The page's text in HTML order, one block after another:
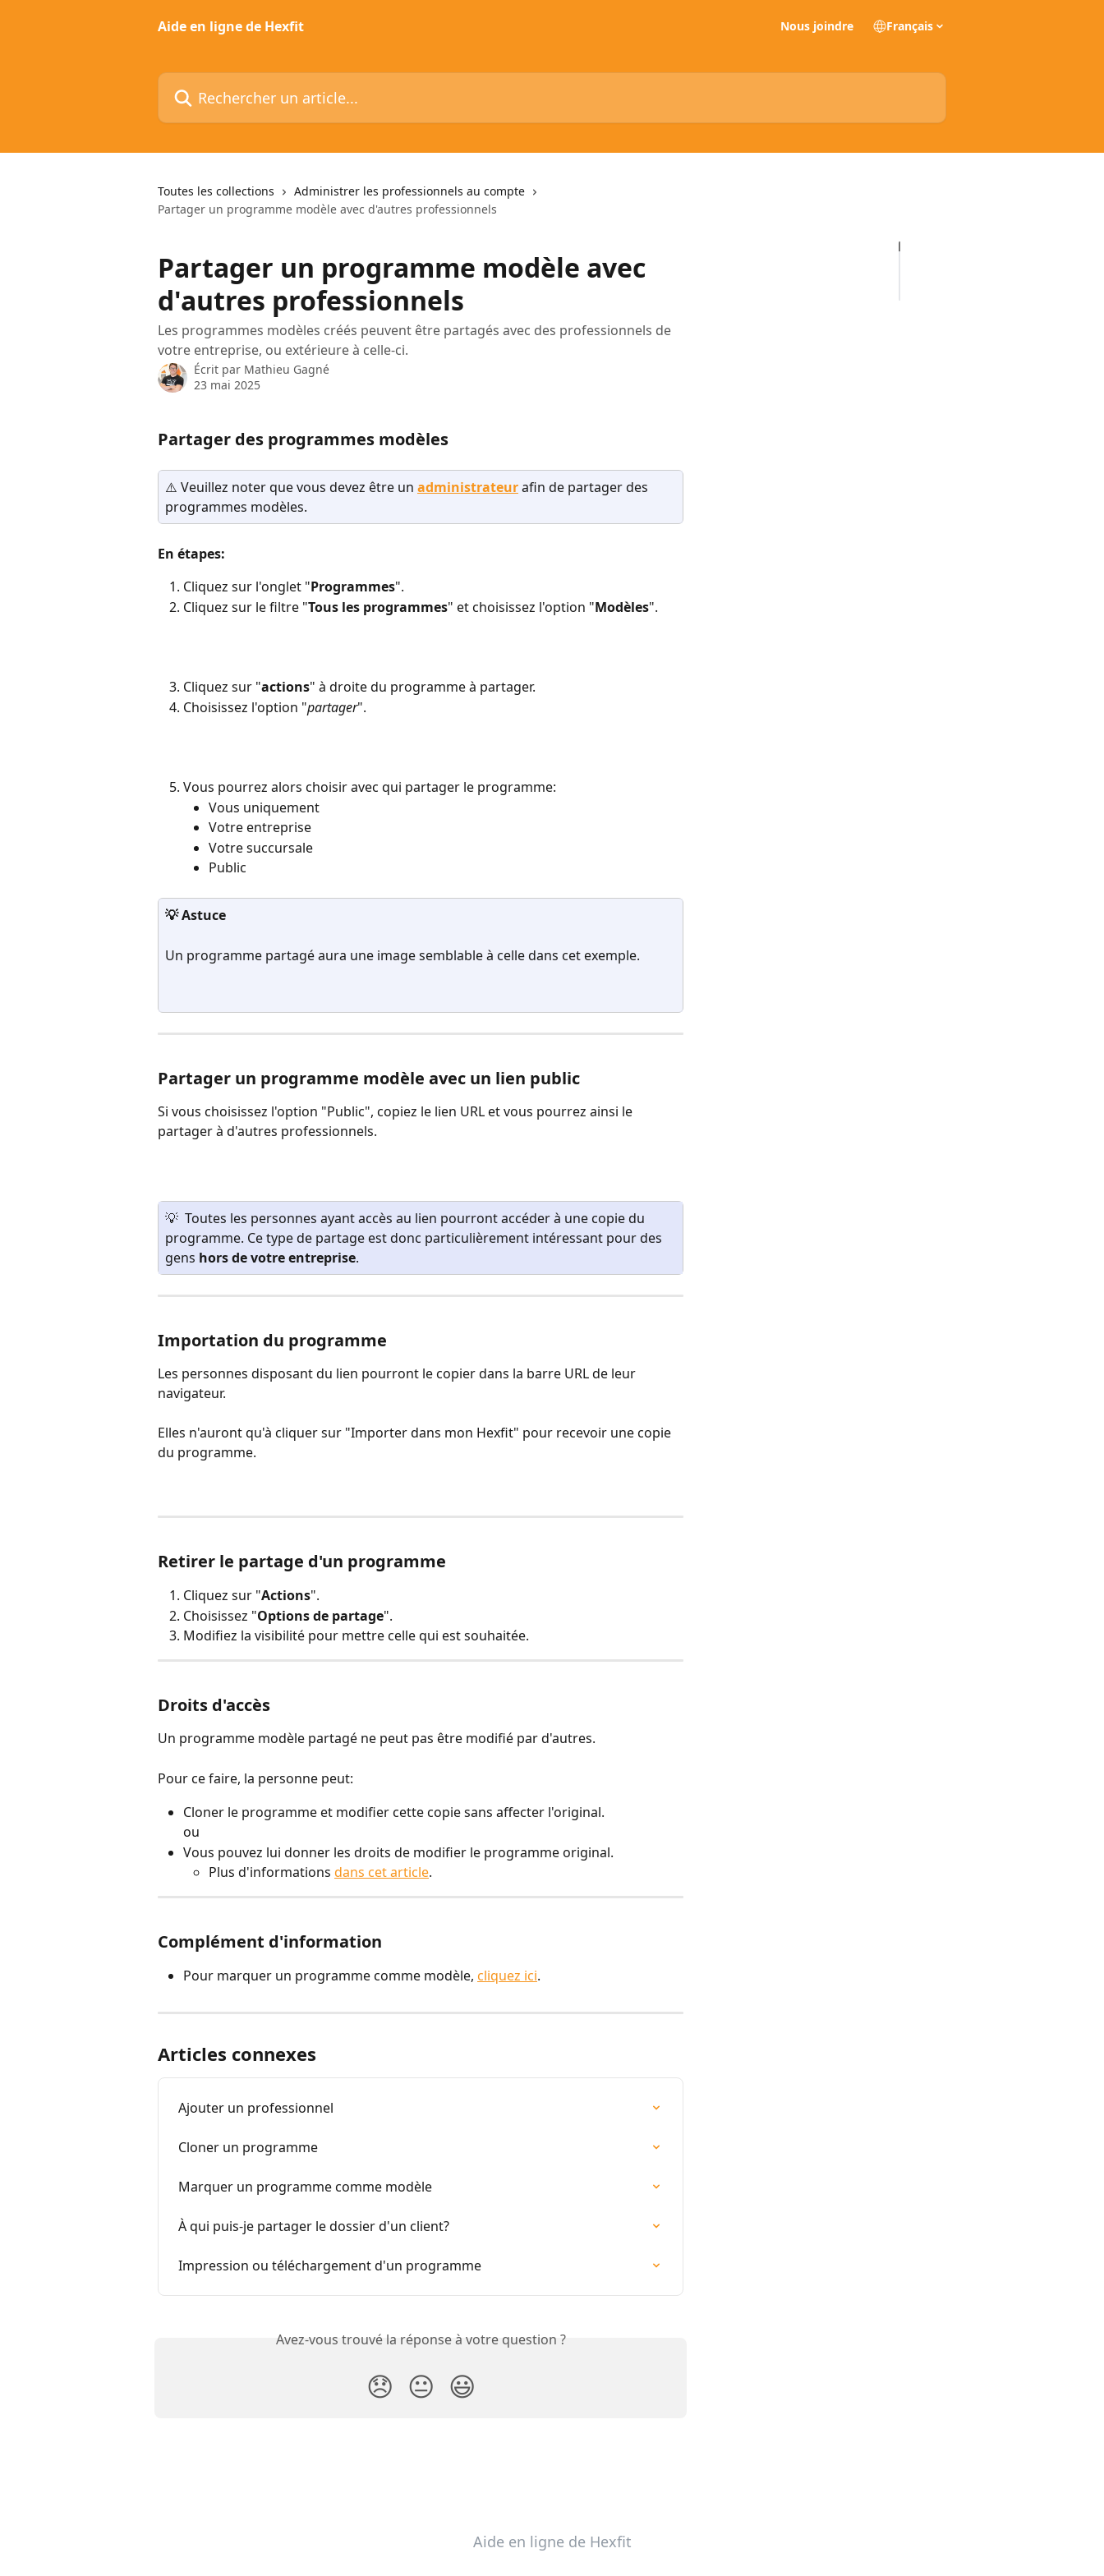
Aide en ligne de Hexfit
Nous joindre Français
Rechercher un article...
Toutes les collections
Administrer les professionnels au compte
Partager un programme modèle avec d'autres professionnels
Partager un programme modèle avec
d'autres professionnels
Les programmes modèles créés peuvent être partagés avec des professionnels de
votre entreprise, ou extérieure à celle-ci.
Écrit par Mathieu Gagné
23 mai 2025
Partager des programmes modèles
⚠️ Veuillez noter que vous devez être un administrateur afin de partager des
programmes modèles.
En étapes:
Cliquez sur l'onglet "Programmes".
Cliquez sur le filtre "Tous les programmes" et choisissez l'option "Modèles".
Cliquez sur "actions" à droite du programme à partager.
Choisissez l'option "partager".
Vous pourrez alors choisir avec qui partager le programme:
Vous uniquement
Votre entreprise
Votre succursale
Public
💡 Astuce
Un programme partagé aura une image semblable à celle dans cet exemple.
Partager un programme modèle avec un lien public
Si vous choisissez l'option "Public", copiez le lien URL et vous pourrez ainsi le
partager à d'autres professionnels.
💡  Toutes les personnes ayant accès au lien pourront accéder à une copie du
programme. Ce type de partage est donc particulièrement intéressant pour des
gens hors de votre entreprise.
Importation du programme
Les personnes disposant du lien pourront le copier dans la barre URL de leur
navigateur.
Elles n'auront qu'à cliquer sur "Importer dans mon Hexfit" pour recevoir une copie
du programme.
Retirer le partage d'un programme
Cliquez sur "Actions".
Choisissez "Options de partage".
Modifiez la visibilité pour mettre celle qui est souhaitée.
Droits d'accès
Un programme modèle partagé ne peut pas être modifié par d'autres.
Pour ce faire, la personne peut:
Cloner le programme et modifier cette copie sans affecter l'original.
ou
Vous pouvez lui donner les droits de modifier le programme original.
Plus d'informations dans cet article.
Complément d'information
Pour marquer un programme comme modèle, cliquez ici.
Articles connexes
Ajouter un professionnel
Cloner un programme
Marquer un programme comme modèle
À qui puis-je partager le dossier d'un client?
Impression ou téléchargement d'un programme
Avez-vous trouvé la réponse à votre question ?
😞 😐 😃
Aide en ligne de Hexfit